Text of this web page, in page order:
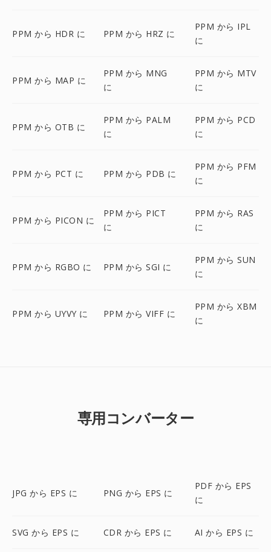
PPM から HDR に PPM から HRZ に
PPM から IPL
に
PPM から MAP に
PPM から MNG
に
PPM から MTV
に
PPM から OTB に
PPM から PALM
に
PPM から PCD
に
PPM から PCT に PPM から PDB に
PPM から PFM
に
PPM から PICON に
PPM から PICT
に
PPM から RAS
に
PPM から RGBO に PPM から SGI に
PPM から SUN
に
PPM から UYVY に PPM から VIFF に
PPM から XBM
に
専用コンバーター
JPG から EPS に PNG から EPS に
PDF から EPS
に
SVG から EPS に CDR から EPS に AI から EPS に